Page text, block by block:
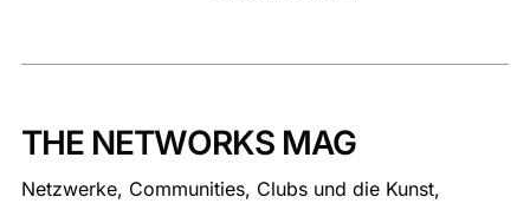
THE NETWORKS MAG
Netzwerke, Communities, Clubs und die Kunst,